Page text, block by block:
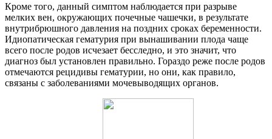
Кроме того, данный симптом наблюдается при разрыве
мелких вен, окружающих почечные чашечки, в результате
внутрибрюшного давления на поздних сроках беременности.
Идиопатическая гематурия при вынашивании плода чаще
всего после родов исчезает бесследно, и это значит, что
диагноз был установлен правильно. Гораздо реже после родов
отмечаются рецидивы гематурии, но они, как правило,
связаны с заболеваниями мочевыводящих органов.